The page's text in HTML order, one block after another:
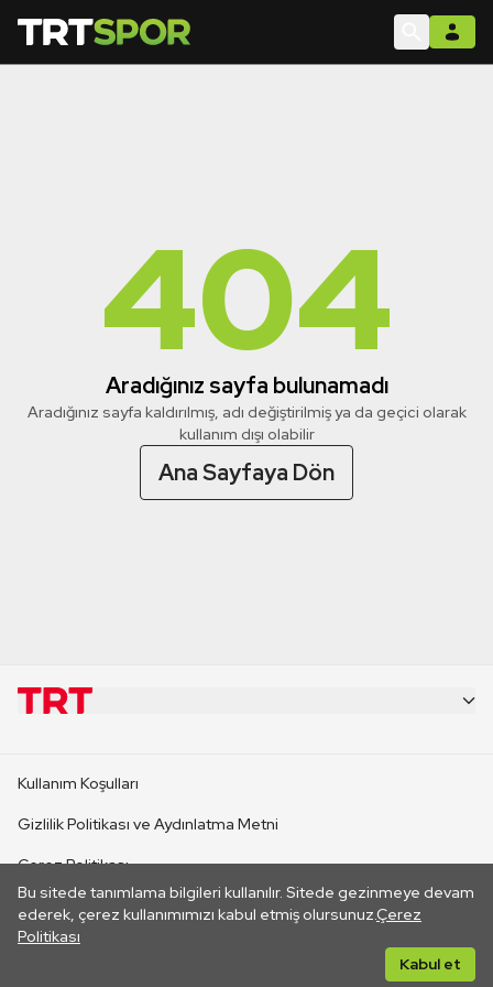
404
Aradığınız sayfa bulunamadı
Aradığınız sayfa kaldırılmış, adı değiştirilmiş ya da geçici olarak
kullanım dışı olabilir
Ana Sayfaya Dön
Bu sitede tanımlama bilgileri kullanılır. Sitede gezinmeye devam
ederek, çerez kullanımımızı kabul etmiş olursunuz.Çerez
Politikası
Kabul et
CANLI YAYINLAR
Kullanım Koşulları
Gizlilik Politikası ve Aydınlatma Metni
Çerez Politikası
İletişim
Her hakkı saklıdır. ©2026 TRT. Bağlantı yoluyla gidilen dış